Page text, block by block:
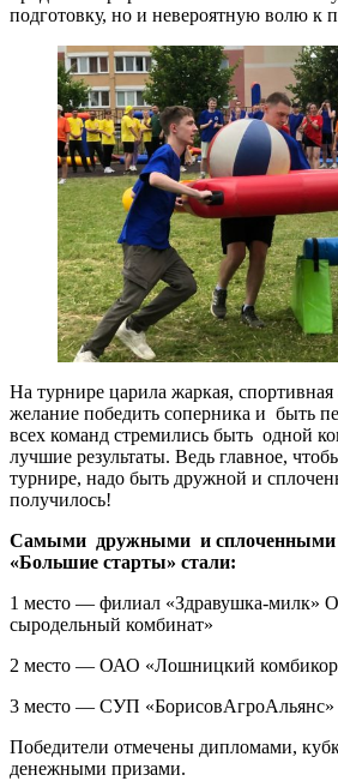
подготовку, но и невероятную волю к
На турнире царила жаркая,
желание победить соперника и быть
всех команд стремились быть одной
лучшие результаты. Ведь главное,
турнире, надо быть дружной и
получилось!
Самыми дружными и сплоченными
«Большие старты» стали:
1 место — филиал «Здравушка-милк»
сыродельный комбинат»
2 место — ОАО «Лошницкий
3 место — СУП «БорисовАгроАльянс»
Победители отмечены дипломами,
денежными призами.